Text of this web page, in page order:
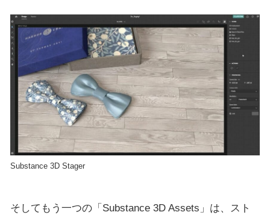
Substance 3D Stager
そしてもう一つの「Substance 3D Assets」は、スト